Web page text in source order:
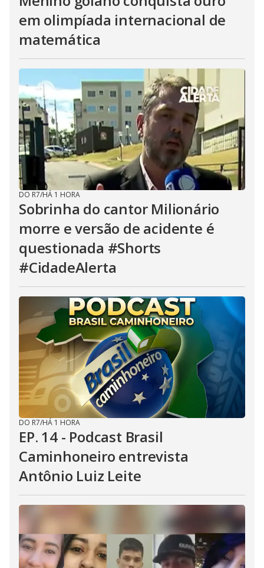
em olimpíada internacional de
matemática
DO R7/HÁ 1 HORA
Sobrinha do cantor Milionário
morre e versão de acidente é
questionada #Shorts
#CidadeAlerta
DO R7/HÁ 1 HORA
EP. 14 - Podcast Brasil
Caminhoneiro entrevista
Antônio Luiz Leite